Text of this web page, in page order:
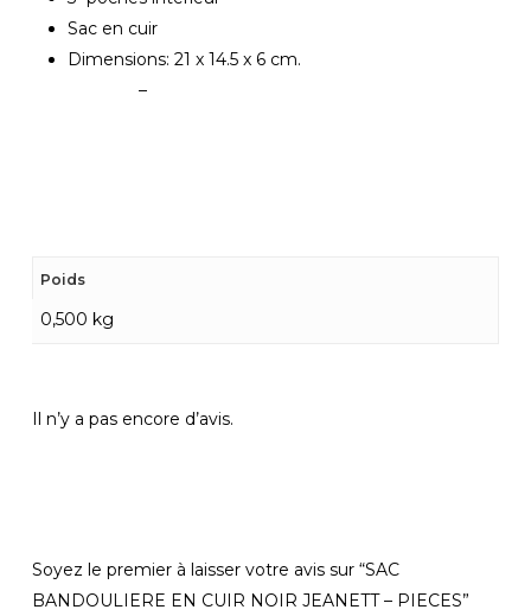
Sac en cuir
Dimensions: 21 x 14.5 x 6 cm.
–
Poids
0,500 kg
Il n’y a pas encore d’avis.
Soyez le premier à laisser votre avis sur “SAC
BANDOULIERE EN CUIR NOIR JEANETT – PIECES”